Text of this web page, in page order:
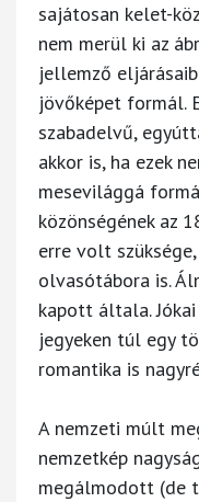
sajátosan kelet-
nem merül ki az
jellemző
jövőképet formál.
szabadelvű,
akkor is, ha ezek
mesevilággá
közönségének az
erre volt
olvasótábora is.
kapott általa.
jegyeken túl egy
romantika is
A nemzeti múlt
nemzetkép
megálmodott (de